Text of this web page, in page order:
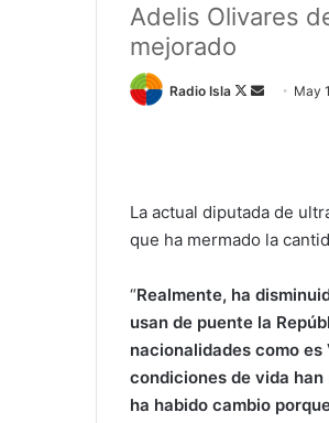
Adelis Olivares
mejorado
Radio Isla
Follow
Send May
La actual diputada de
que ha mermado la
“Realmente, ha
usan de puente la
nacionalidades como es
condiciones de vida
ha habido cambio